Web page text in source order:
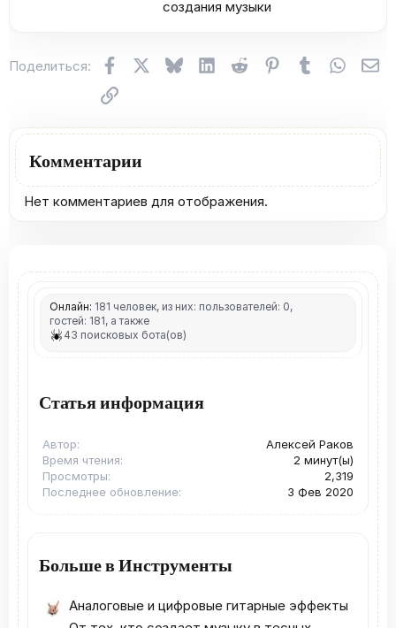
создания музыки​
Поделиться: FacebookX (Twitter)
BlueskyLinkedInReddit Pinterest
Tumblr
Ссылка
Комментарии
Нет комментариев для отображения.
Онлайн: 181 человек, из них: пользователей: 0,
гостей: 181, а также
43 поисковых бота(ов)
Статья информация
Автор
Алексей Раков
Время чтения
2 минут(ы)
Просмотры
2,319
Последнее обновление
3 Фев 2020
Больше в Инструменты
Аналоговые и цифровые гитарные эффекты